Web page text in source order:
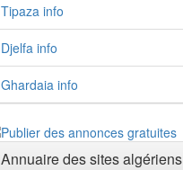
Tipaza info
Djelfa info
Ghardaia info
Annuaire des sites algériens